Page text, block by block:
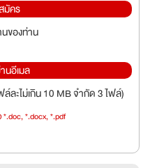
มัคร
ของท่าน
นอีเมล
ละไม่เกิน 10 MB จำกัด 3 ไฟล์)
*.doc, *.docx, *.pdf